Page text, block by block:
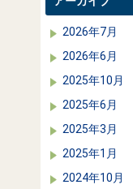
2026年7月
2026年6月
2025年10月
2025年6月
2025年3月
2025年1月
2024年10月